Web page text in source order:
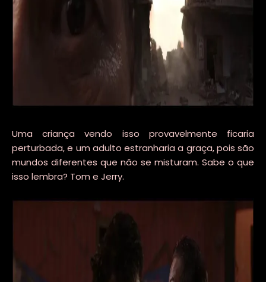
Uma criança vendo isso provavelmente ficaria
perturbada, e um adulto estranharia a graça, pois são
mundos diferentes que não se misturam. Sabe o que
isso lembra? Tom e Jerry.